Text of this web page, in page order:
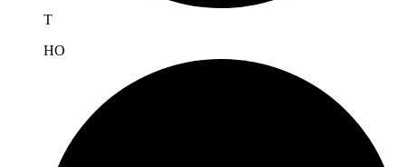
T
HO